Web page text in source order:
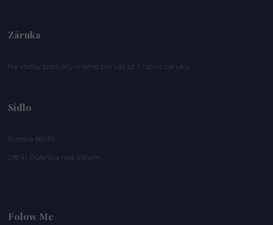
Záruka
Na všetky produkty máme pre Vás až 5 ročnú záruku.
Sídlo
Bottova 861/59
018 41 Dubnica nad Váhom
Folow Me